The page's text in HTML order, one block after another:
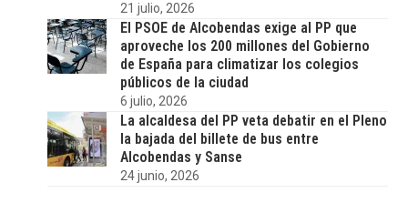
21 julio, 2026
El PSOE de Alcobendas exige al PP que
aproveche los 200 millones del Gobierno
de España para climatizar los colegios
públicos de la ciudad
6 julio, 2026
La alcaldesa del PP veta debatir en el Pleno
la bajada del billete de bus entre
Alcobendas y Sanse
24 junio, 2026